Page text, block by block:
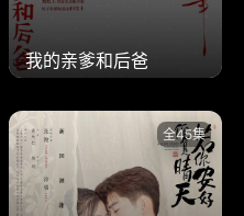
我的亲爹和后爸
全45集